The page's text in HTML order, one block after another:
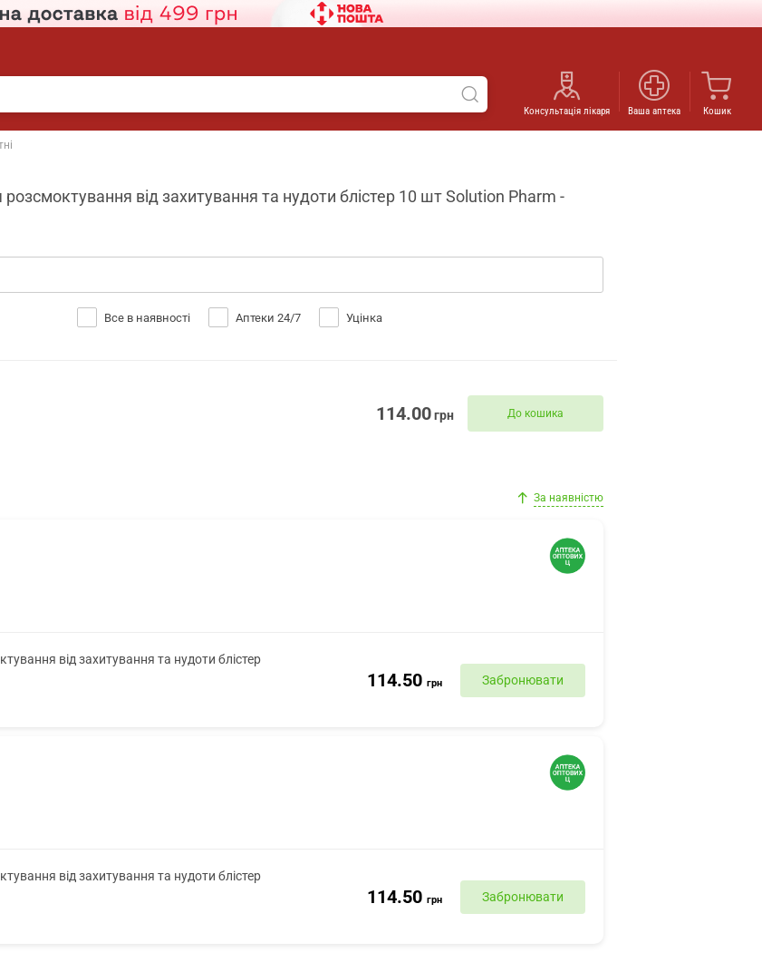
Консультація лікаря Ваша аптека Кошик
від захитування та нудоти блістер 10 шт Solution Pharm -
Все в наявності Аптеки 24/7 Уцінка
114.00грн До кошика
За наявністю
від захитування та нудоти блістер
114.50 грн Забронювати
від захитування та нудоти блістер
114.50 грн Забронювати